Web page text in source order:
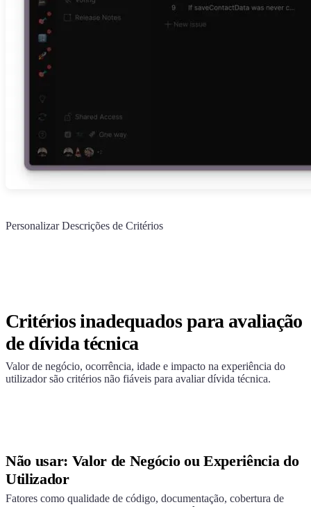
Personalizar Descrições de Critérios
Critérios inadequados para avaliação
de dívida técnica
Valor de negócio, ocorrência, idade e impacto na experiência do
utilizador são critérios não fiáveis para avaliar dívida técnica.
Não usar: Valor de Negócio ou Experiência do
Utilizador
Fatores como qualidade de código, documentação, cobertura de